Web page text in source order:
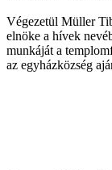
Végezetül Müller
elnöke a hívek
munkáját a
az egyházközség